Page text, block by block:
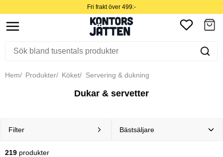
Fri frakt över 499:-
Hem Produkter Köket Servering & dukning
Dukar & servetter
Filter
219 produkter